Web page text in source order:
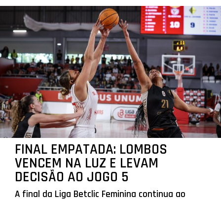
FINAL EMPATADA: LOMBOS
VENCEM NA LUZ E LEVAM
DECISÃO AO JOGO 5
A final da Liga Betclic Feminina continua ao